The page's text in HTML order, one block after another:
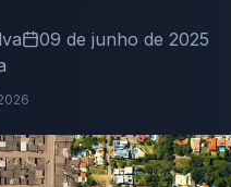
09 de junho de 2025